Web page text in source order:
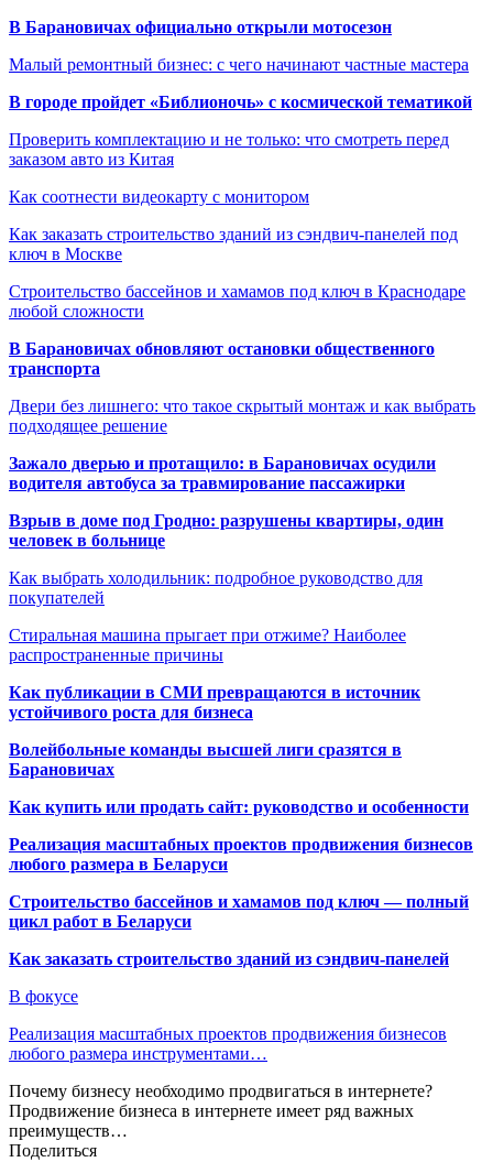
В Барановичах официально открыли мотосезон
Малый ремонтный бизнес: с чего начинают частные мастера
В городе пройдет «Библионочь» с космической тематикой
Проверить комплектацию и не только: что смотреть перед
заказом авто из Китая
Как соотнести видеокарту с монитором
Как заказать строительство зданий из сэндвич-панелей под
ключ в Москве
Строительство бассейнов и хамамов под ключ в Краснодаре
любой сложности
В Барановичах обновляют остановки общественного
транспорта
Двери без лишнего: что такое скрытый монтаж и как выбрать
подходящее решение
Зажало дверью и протащило: в Барановичах осудили
водителя автобуса за травмирование пассажирки
Взрыв в доме под Гродно: разрушены квартиры, один
человек в больнице
Как выбрать холодильник: подробное руководство для
покупателей
Стиральная машина прыгает при отжиме? Наиболее
распространенные причины
Как публикации в СМИ превращаются в источник
устойчивого роста для бизнеса
Волейбольные команды высшей лиги сразятся в
Барановичах
Как купить или продать сайт: руководство и особенности
Реализация масштабных проектов продвижения бизнесов
любого размера в Беларуси
Строительство бассейнов и хамамов под ключ — полный
цикл работ в Беларуси
Как заказать строительство зданий из сэндвич-панелей
В фокусе
Реализация масштабных проектов продвижения бизнесов
любого размера инструментами…
Почему бизнесу необходимо продвигаться в интернете?
Продвижение бизнеса в интернете имеет ряд важных
преимуществ…
Поделиться